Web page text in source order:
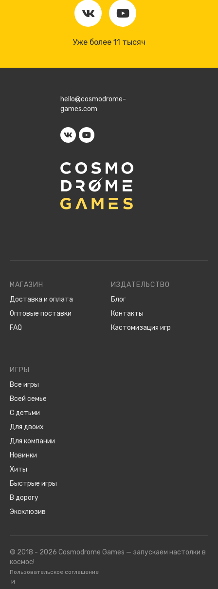
Уже более 11 тысяч
МАГАЗИН
Доставка и оплата
Оптовые поставки
FAQ
ИГРЫ
Все игры
Всей семье
С детьми
Для двоих
Для компании
Новинки
Хиты
Быстрые игры
В дорогу
Эксклюзив
ИЗДАТЕЛЬСТВО
Блог
Контакты
Кастомизация игр
hello@cosmodrome-
games.com
© 2018 - 2026 Cosmodrome Games — запускаем настолки в
космос!
Пользовательское соглашение
и